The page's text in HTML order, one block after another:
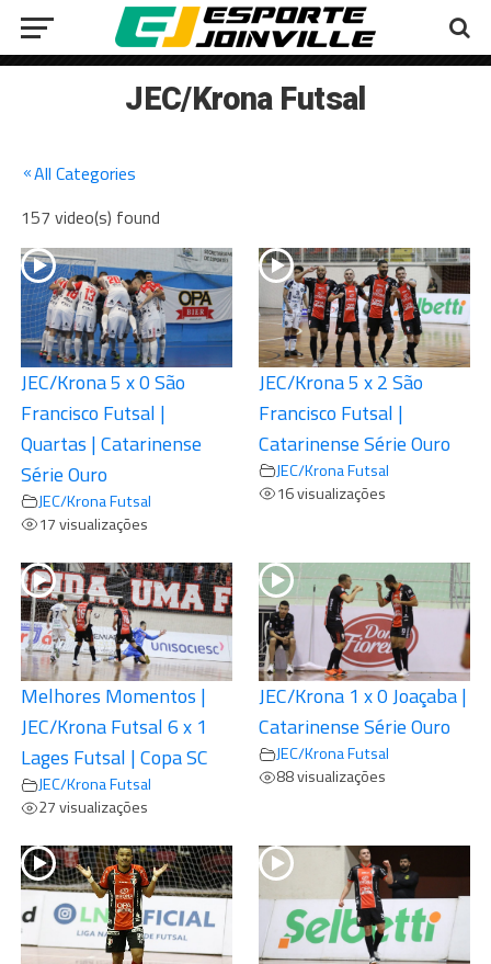
JEC/Krona Futsal
All Categories
157 video(s) found
JEC/Krona 5 x 0 São
Francisco Futsal |
Quartas | Catarinense
Série Ouro
JEC/Krona Futsal
17 visualizações
JEC/Krona 5 x 2 São
Francisco Futsal |
Catarinense Série Ouro
JEC/Krona Futsal
16 visualizações
Melhores Momentos |
JEC/Krona Futsal 6 x 1
Lages Futsal | Copa SC
JEC/Krona Futsal
27 visualizações
JEC/Krona 1 x 0 Joaçaba |
Catarinense Série Ouro
JEC/Krona Futsal
88 visualizações